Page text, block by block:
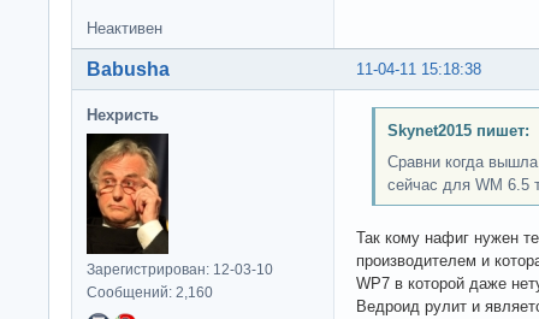
Неактивен
11-04-11 15:18:38
Babusha
Нехристь
Зарегистрирован: 12-03-10
Сообщений: 2,160
Skynet2015 пишет:
Сравни когда
сейчас для WM 6.5
Так кому нафиг нужен
производителем и
WP7 в которой даже
Ведроид рулит и